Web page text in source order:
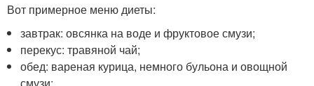
Вот примерное меню диеты:
завтрак: овсянка на воде и фруктовое смузи;
перекус: травяной чай;
обед: вареная курица, немного бульона и овощной